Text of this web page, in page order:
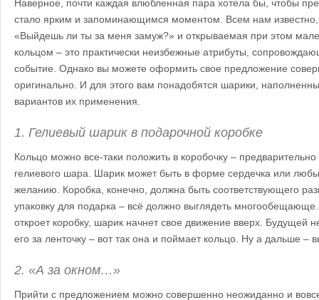
Наверное, почти каждая влюбленная пара хотела бы, чтобы
стало ярким и запоминающимся моментом. Всем нам
«Выйдешь ли ты за меня замуж?» и открываемая при этом
кольцом – это практически неизбежные атрибуты,
событие. Однако вы можете оформить свое предложение
оригинально. И для этого вам понадобятся шарики,
вариантов их применения.
1. Гелиевый шарик в подарочной коробке
Кольцо можно все-таки положить в коробочку – предварительно
гелиевого шара. Шарик может быть в форме сердечка или
желанию. Коробка, конечно, должна быть соответствующего
упаковку для подарка – всё должно выглядеть
откроет коробку, шарик начнет свое движение вверх. Будущей
его за ленточку – вот так она и поймает кольцо. Ну а дальше –
2. «А за окном…»
Прийти с предложением можно совершенно неожиданно и